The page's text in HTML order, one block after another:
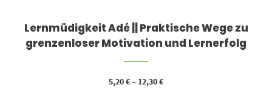
Lernmüdigkeit Adé || Praktische Wege zu
grenzenloser Motivation und Lernerfolg
5,20€– 12,30€